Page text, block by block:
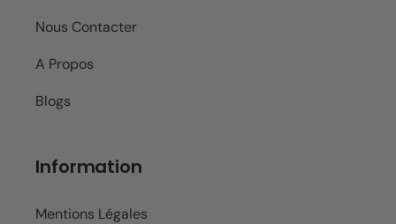
Nous Contacter
A Propos
Blogs
Information
Mentions Légales